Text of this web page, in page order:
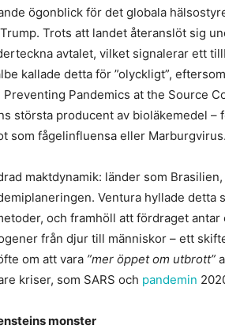
ögonblick för det globala
Trots att landet återanslöt sig
avtalet, vilket signalerar ett
kallade detta för ”olyckligt”,
Pandemics at the Source
största producent av bioläkemedel –
som fågelinfluensa eller Marburgvirus.
maktdynamik: länder som
Ventura hyllade detta
och framhöll att fördraget
från djur till människor – ett
om att vara ”mer öppet om utbrott”
kriser, som SARS och pandemin
monster